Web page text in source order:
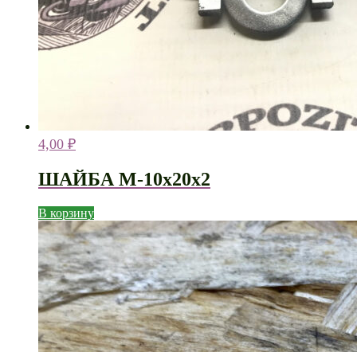
4,00 ₽
ШАЙБА М-10х20х2
В корзину